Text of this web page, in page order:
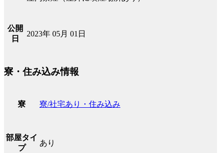
公開
日
2023年 05月 01日
寮・住み込み情報
寮 寮/社宅あり・住み込み
部屋タイ
プ
あり